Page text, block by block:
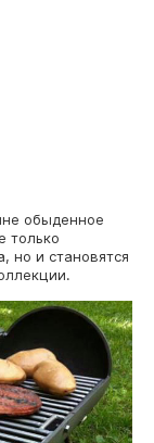
обыденное
только
но и становятся